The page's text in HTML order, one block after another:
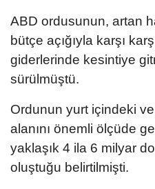
ABD ordusunun, artan
bütçe açığıyla karşı
giderlerinde kesintiye
sürülmüştü.
Ordunun yurt içindeki ve
alanını önemli ölçüde
yaklaşık 4 ila 6 milyar
oluştuğu belirtilmişti.